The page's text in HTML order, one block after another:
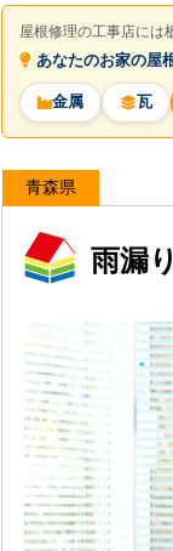
屋根修理の工事店には
あなたのお家の屋
金属 瓦
青森県
雨漏